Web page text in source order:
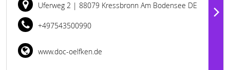
Uferweg 2 | 88079 Kressbronn Am Bodensee DE
+497543500990
www.doc-oelfken.de